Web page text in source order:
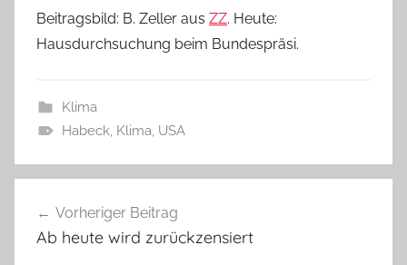
Beitragsbild: B. Zeller aus ZZ. Heute:
Hausdurchsuchung beim Bundespräsi.
Klima
Habeck, Klima, USA
Vorheriger Beitrag
Ab heute wird zurückzensiert